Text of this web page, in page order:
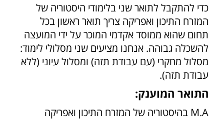
כדי להתקבל לתואר שני בלימודי היסטוריה של
המזרח התיכון ואפריקה צריך תואר ראשון בכל
תחום שהוא ממוסד אקדמי המוכר על ידי המועצה
להשכלה גבוהה. אנחנו מציעים שני מסלולי לימוד:
מסלול מחקרי (עם עבודת תזה) ומסלול עיוני (ללא
עבודת תזה).
התואר המוענק:
M.A בהיסטוריה של המזרח התיכון ואפריקה